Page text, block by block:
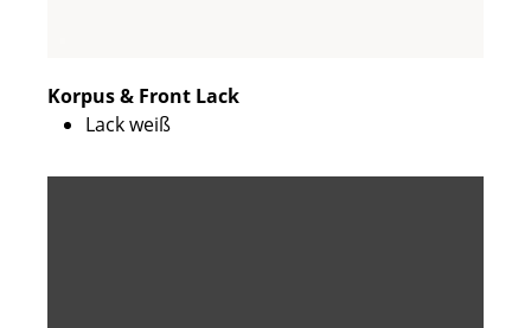
Korpus & Front Lack
Lack weiß